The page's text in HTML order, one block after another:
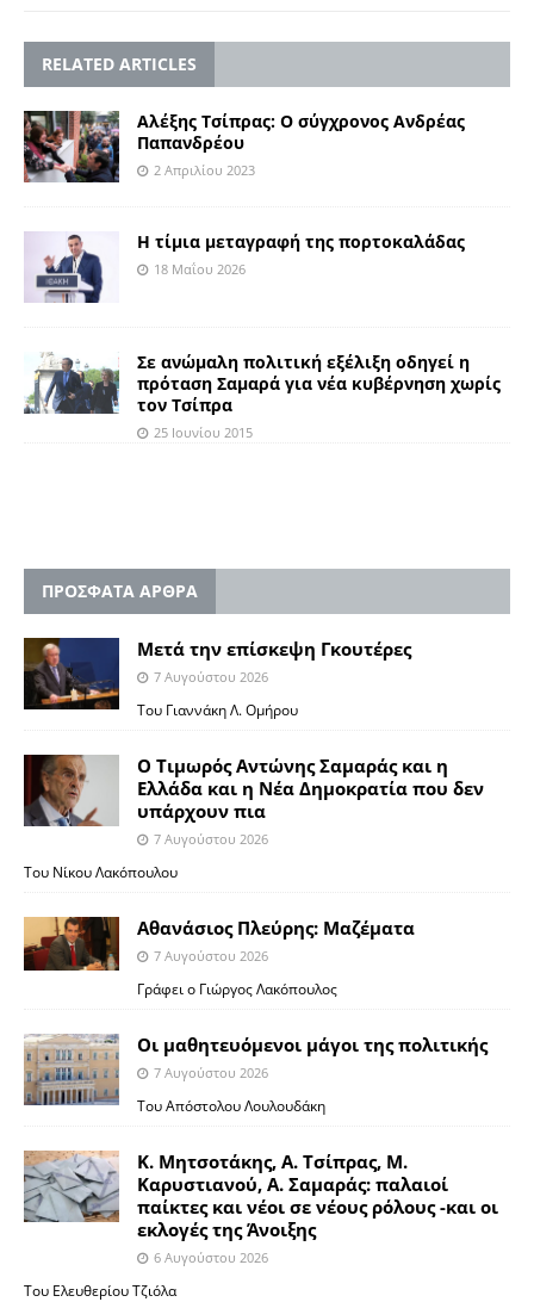
RELATED ARTICLES
Αλέξης Τσίπρας: Ο σύγχρονος Ανδρέας
Παπανδρέου
2 Απριλίου 2023
Η τίμια μεταγραφή της πορτοκαλάδας
18 Μαΐου 2026
Σε ανώμαλη πολιτική εξέλιξη οδηγεί η
πρόταση Σαμαρά για νέα κυβέρνηση χωρίς
τον Τσίπρα
25 Ιουνίου 2015
ΠΡΟΣΦΑΤΑ ΑΡΘΡΑ
Μετά την επίσκεψη Γκουτέρες
7 Αυγούστου 2026
Του Γιαννάκη Λ. Ομήρου
Ο Τιμωρός Αντώνης Σαμαράς και η
Ελλάδα και η Νέα Δημοκρατία που δεν
υπάρχουν πια
7 Αυγούστου 2026
Του Νίκου Λακόπουλου
Αθανάσιος Πλεύρης: Μαζέματα
7 Αυγούστου 2026
Γράφει ο Γιώργος Λακόπουλος
Οι μαθητευόμενοι μάγοι της πολιτικής
7 Αυγούστου 2026
Του Απόστολου Λουλουδάκη
Κ. Μητσοτάκης, Α. Τσίπρας, Μ.
Καρυστιανού, Α. Σαμαράς: παλαιοί
παίκτες και νέοι σε νέους ρόλους -και οι
εκλογές της Άνοιξης
6 Αυγούστου 2026
Του Ελευθερίου Τζιόλα